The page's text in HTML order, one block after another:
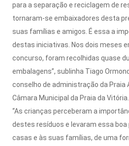
para a separação e reciclagem de
tornaram-se embaixadores desta
suas famílias e amigos. É essa a
destas iniciativas. Nos dois meses
concurso, foram recolhidas quase
embalagens”, sublinha Tiago
conselho de administração da Praia
Câmara Municipal da Praia da Vitória.
“As crianças perceberam a
destes resíduos e levaram essa
casas e às suas famílias, de uma